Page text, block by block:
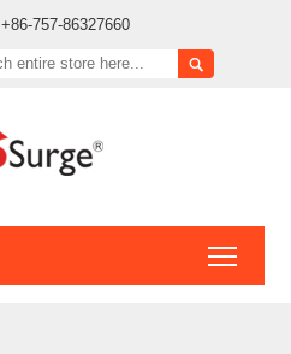
+86-757-86327660
